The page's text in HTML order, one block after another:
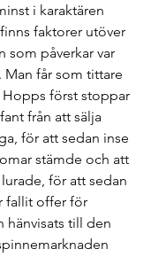
i karaktären
faktorer utöver
som påverkar var
Man får som tittare
Hopps först stoppar
från att sälja
för att sedan inse
stämde och att
för att sedan
fallit offer för
hänvisats till den